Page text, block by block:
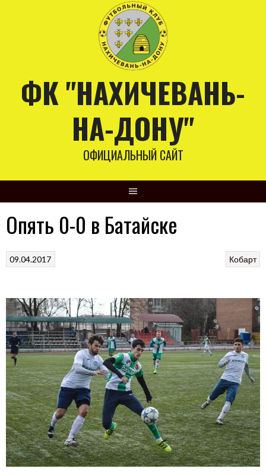
ФК "НАХИЧЕВАНЬ-
НА-ДОНУ"
ОФИЦИАЛЬНЫЙ САЙТ
Опять 0-0 в Батайске
Кобарт
09.04.2017